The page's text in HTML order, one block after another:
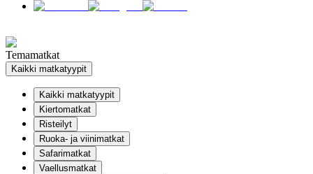
Temamatkat
Kaikki matkatyypit
Kaikki matkatyypit
Kiertomatkat
Risteilyt
Ruoka- ja viinimatkat
Safarimatkat
Vaellusmatkat